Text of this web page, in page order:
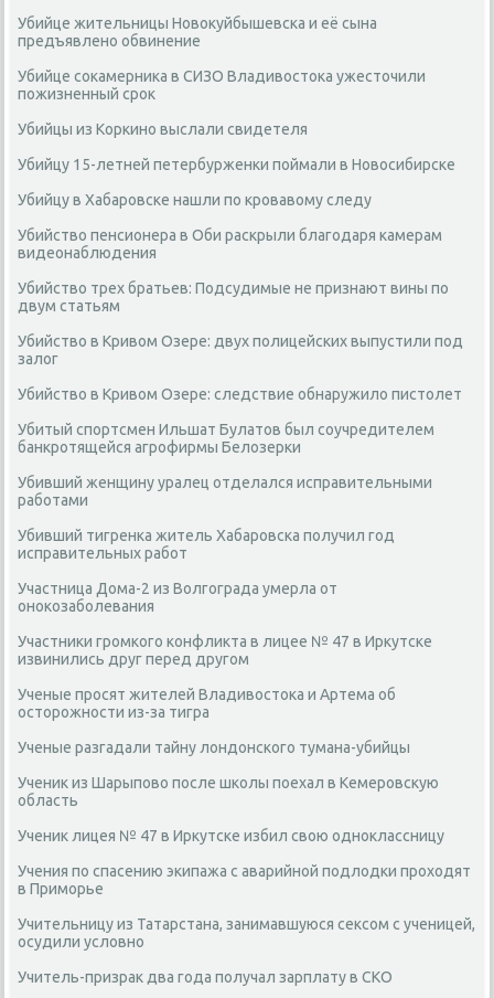
Убийце жительницы Новокуйбышевска и её сына
предъявлено обвинение
Убийце сокамерника в СИЗО Владивостока ужесточили
пожизненный срок
Убийцы из Коркино выслали свидетеля
Убийцу 15-летней петербурженки поймали в Новосибирске
Убийцу в Хабаровске нашли по кровавому следу
Убийство пенсионера в Оби раскрыли благодаря камерам
видеонаблюдения
Убийство трех братьев: Подсудимые не признают вины по
двум статьям
Убийство в Кривом Озере: двух полицейских выпустили под
залог
Убийство в Кривом Озере: следствие обнаружило пистолет
Убитый спортсмен Ильшат Булатов был соучредителем
банкротящейся агрофирмы Белозерки
Убивший женщину уралец отделался исправительными
работами
Убивший тигренка житель Хабаровска получил год
исправительных работ
Участница Дома-2 из Волгограда умерла от
онокозаболевания
Участники громкого конфликта в лицее № 47 в Иркутске
извинились друг перед другом
Ученые просят жителей Владивостока и Артема об
осторожности из-за тигра
Ученые разгадали тайну лондонского тумана-убийцы
Ученик из Шарыпово после школы поехал в Кемеровскую
область
Ученик лицея № 47 в Иркутске избил свою одноклассницу
Учения по спасению экипажа с аварийной подлодки проходят
в Приморье
Учительницу из Татарстана, занимавшуюся сексом с ученицей,
осудили условно
Учитель-призрак два года получал зарплату в СКО